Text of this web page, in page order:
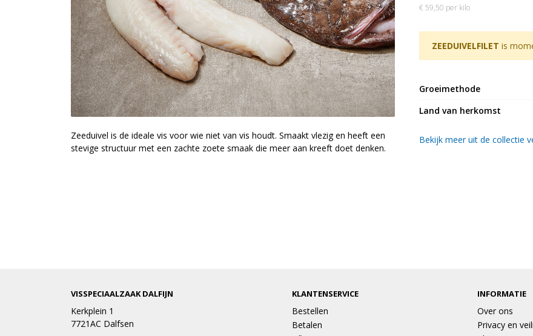
Zeeduivel is de ideale vis voor wie niet van vis houdt. Smaakt vlezig en heeft een
stevige structuur met een zachte zoete smaak die meer aan kreeft doet denken.
€ 59,50 per kilo
ZEEDUIVELFILET is
Groeimethode
Land van herkomst
Bekijk meer uit de collectie
VISSPECIAALZAAK DALFIJN
Kerkplein 1
7721AC Dalfsen
KLANTENSERVICE
Bestellen
Betalen
INFORMATIE
Over ons
Privacy en